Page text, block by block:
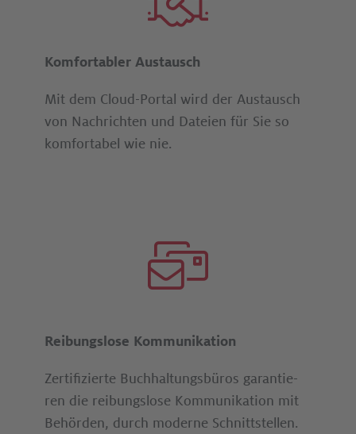
Komfortabler Austausch
Mit dem Cloud-Portal wird der Austausch
von Nachrichten und Dateien für Sie so
komfortabel wie nie.
Reibungslose Kommunikation
Zertifizierte Buch­hal­tungs­büros ga­ran­tie­
ren die reibungslose Kom­mu­ni­ka­tion mit
Behörden, durch moderne Schnitt­stellen.